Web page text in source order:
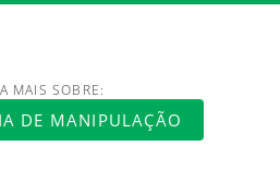
MAIS SOBRE:
DE MANIPULAÇÃO